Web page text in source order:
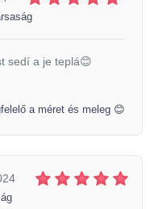
sedí a je teplá😊
a méret és meleg 😊